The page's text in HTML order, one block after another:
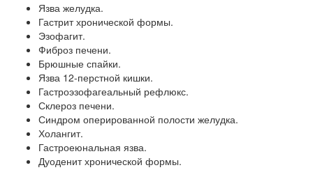
Язва желудка.
Гастрит хронической формы.
Эзофагит.
Фиброз печени.
Брюшные спайки.
Язва 12-перстной кишки.
Гастроэзофагеальный рефлюкс.
Склероз печени.
Синдром оперированной полости желудка.
Холангит.
Гастроеюнальная язва.
Дуоденит хронической формы.